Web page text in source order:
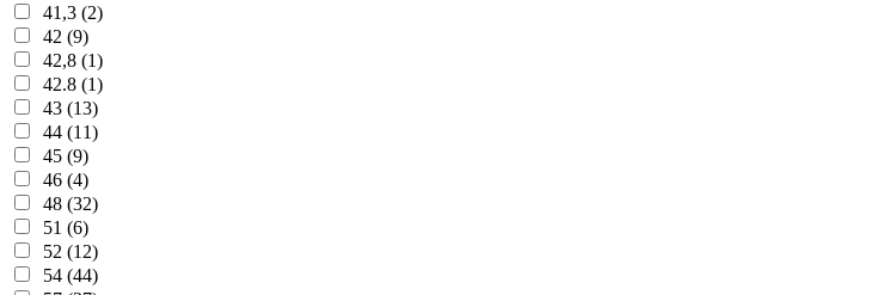
41,3 (2)
42 (9)
42,8 (1)
42.8 (1)
43 (13)
44 (11)
45 (9)
46 (4)
48 (32)
51 (6)
52 (12)
54 (44)